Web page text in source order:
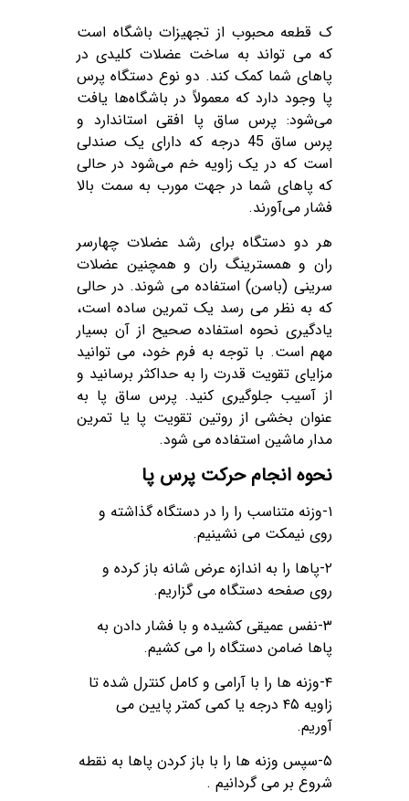
ک قطعه محبوب از تجهیزات باشگاه است
که می تواند به ساخت عضلات کلیدی در
پاهای شما کمک کند. دو نوع دستگاه پرس
پا وجود دارد که معمولاً در باشگاه‌ها یافت
می‌شود: پرس ساق پا افقی استاندارد و
پرس ساق 45 درجه که دارای یک صندلی
است که در یک زاویه خم می‌شود در حالی
که پاهای شما در جهت مورب به سمت بالا
فشار می‌آورند.
هر دو دستگاه برای رشد عضلات چهارسر
ران و همسترینگ ران و همچنین عضلات
سرینی (باسن) استفاده می شوند. در حالی
که به نظر می رسد یک تمرین ساده است،
یادگیری نحوه استفاده صحیح از آن بسیار
مهم است. با توجه به فرم خود، می توانید
مزایای تقویت قدرت را به حداکثر برسانید و
از آسیب جلوگیری کنید. پرس ساق پا به
عنوان بخشی از روتین تقویت پا یا تمرین
مدار ماشین استفاده می شود.
نحوه انجام حرکت پرس پا
۱-وزنه متناسب را را در دستگاه گذاشته و
روی نیمکت می نشینیم.
۲-پاها را به اندازه عرض شانه باز کرده و
روی صفحه دستگاه می گزاریم.
۳-نفس عمیقی کشیده و با فشار دادن به
پاها ضامن دستگاه را می کشیم.
۴-وزنه ها را با آرامی و کامل کنترل شده تا
زاویه ۴۵ درجه یا کمی کمتر پایین می
آوریم.
۵-سپس وزنه ها را با باز کردن پاها به نقطه
شروع بر می گردانیم .